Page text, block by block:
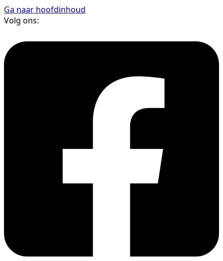
Ga naar hoofdinhoud
Volg ons: